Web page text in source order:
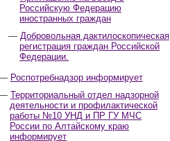
Российскую Федерацию
иностранных граждан
Добровольная дактилоскопическая
регистрация граждан Российской
Федерации.
Роспотребнадзор информирует
Территориальный отдел надзорной
деятельности и профилактической
работы №10 УНД и ПР ГУ МЧС
России по Алтайскому краю
информирует